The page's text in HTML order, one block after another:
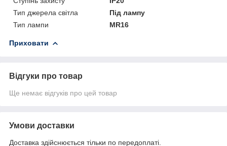
Тип джерела світла
Під лампу
Тип лампи
MR16
Приховати
Відгуки про товар
Ще немає відгуків про цей товар
Умови доставки
Доставка здійснюється тільки по передоплаті.